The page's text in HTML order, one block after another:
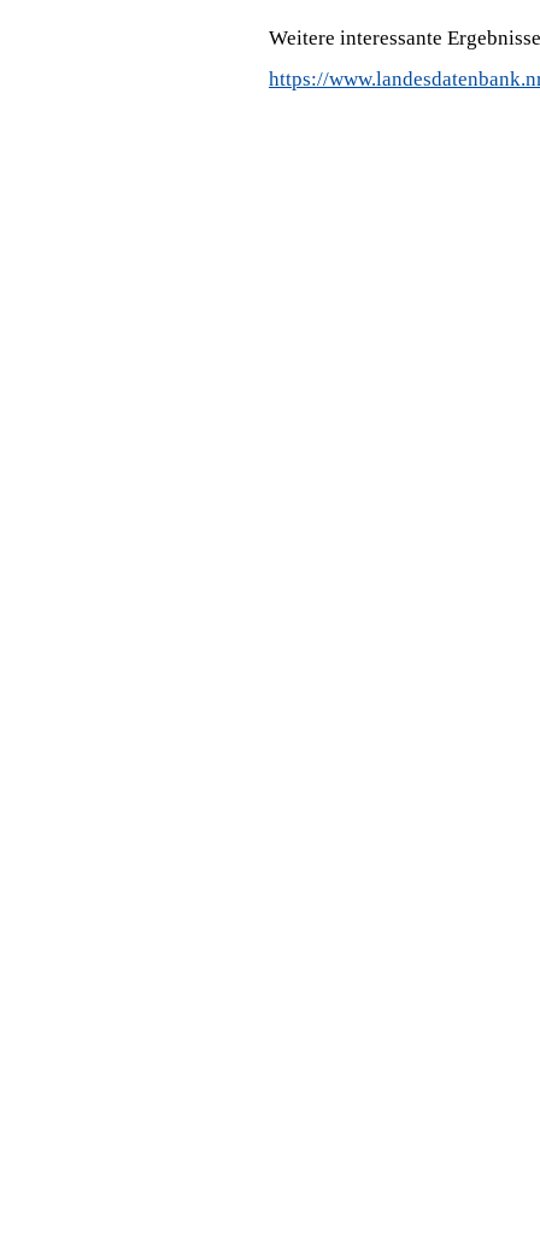
Weitere interessante
https://